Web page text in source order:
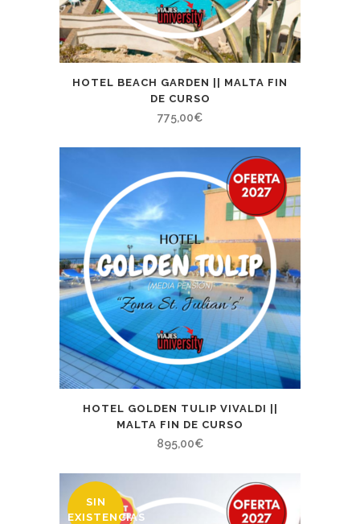
HOTEL BEACH GARDEN || MALTA FIN
DE CURSO
775,00€
HOTEL GOLDEN TULIP VIVALDI ||
MALTA FIN DE CURSO
895,00€
SIN
EXISTENCIAS